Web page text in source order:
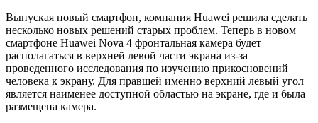
Выпуская новый смартфон, компания Huawei решила сделать
несколько новых решений старых проблем. Теперь в новом
смартфоне Huawei Nova 4 фронтальная камера будет
располагаться в верхней левой части экрана из-за
проведенного исследования по изучению прикосновений
человека к экрану. Для правшей именно верхний левый угол
является наименее доступной областью на экране, где и была
размещена камера.